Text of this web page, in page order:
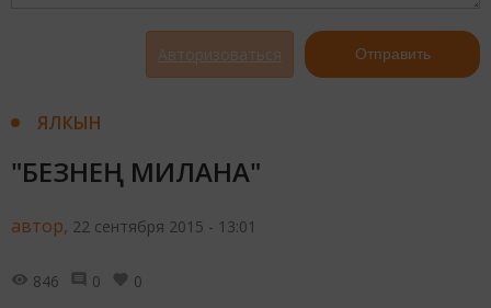
Авторизоваться Отправить
ЯЛКЫН
"БЕЗНЕҢ МИЛАНА"
автор, 22 сентября 2015 - 13:01
846 0 0